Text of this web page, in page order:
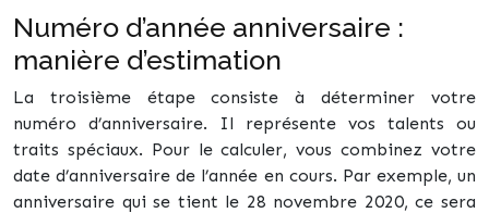
Numéro d’année anniversaire :
manière d’estimation
La troisième étape consiste à déterminer votre
numéro d’anniversaire. Il représente vos talents ou
traits spéciaux. Pour le calculer, vous combinez votre
date d’anniversaire de l’année en cours. Par exemple, un
anniversaire qui se tient le 28 novembre 2020, ce sera